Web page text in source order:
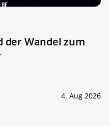
der Wandel zum
4. Aug 2026